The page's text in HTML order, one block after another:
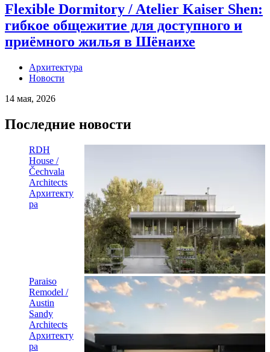
Flexible Dormitory / Atelier Kaiser Shen:
гибкое общежитие для доступного и
приёмного жилья в Шёнаихе
Архитектура
Новости
14 мая, 2026
Последние новости
RDH
House /
Čechvala
Architects
Архитекту
ра
Paraiso
Remodel /
Austin
Sandy
Architects
Архитекту
ра